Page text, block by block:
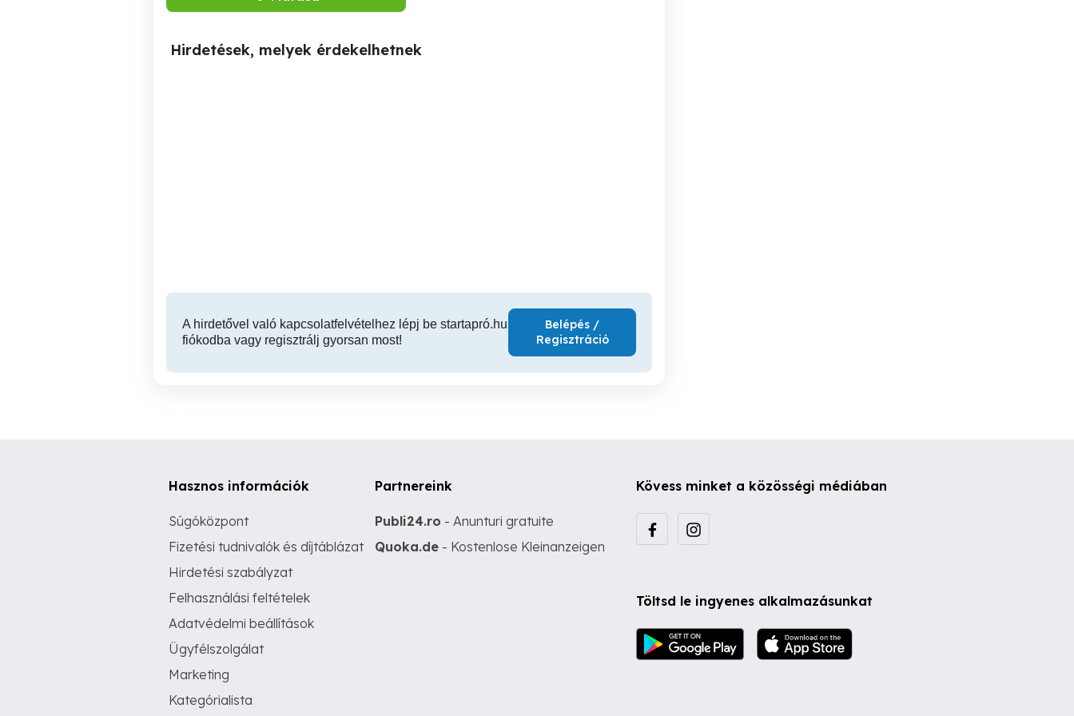
Hirdetések, melyek érdekelhetnek
A hirdetővel való kapcsolatfelvételhez lépj be startapró.hu
fiókodba vagy regisztrálj gyorsan most!
Belépés /
Regisztráció
Hasznos információk
Súgóközpont
Fizetési tudnivalók és díjtáblázat
Hirdetési szabályzat
Felhasználási feltételek
Adatvédelmi beállítások
Ügyfélszolgálat
Marketing
Kategórialista
Partnereink
Publi24.ro - Anunturi gratuite
Quoka.de - Kostenlose Kleinanzeigen
Kövess minket a közösségi médiában
Töltsd le ingyenes alkalmazásunkat